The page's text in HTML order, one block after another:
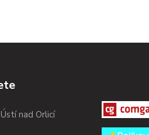
nad Orlicí